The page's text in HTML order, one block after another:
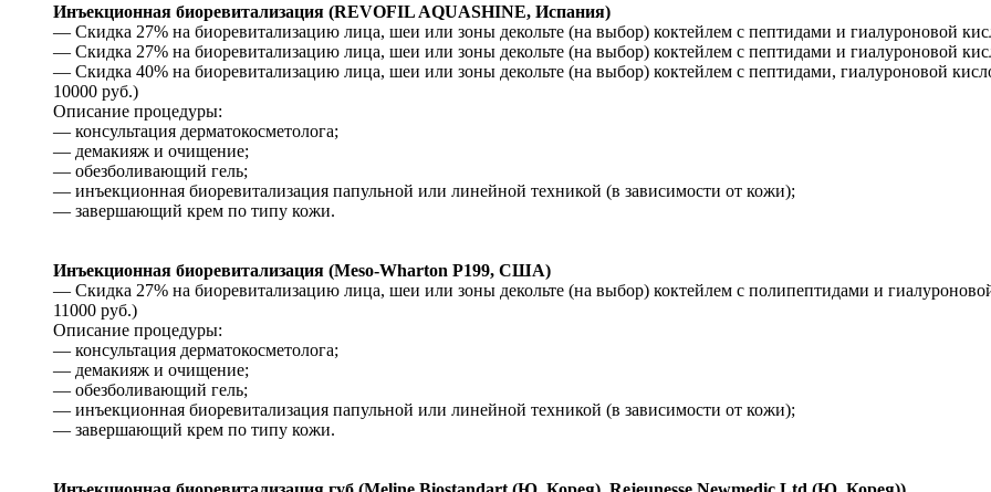
Инъекционная биоревитализация (REVOFIL AQUASHINE, Испания)
— Скидка 27% на биоревитализацию лица, шеи или зоны декольте (на выбор) коктейлем с пептидами и гиалуроновой
— Скидка 27% на биоревитализацию лица, шеи или зоны декольте (на выбор) коктейлем с пептидами и гиалуроновой
— Скидка 40% на биоревитализацию лица, шеи или зоны декольте (на выбор) коктейлем с пептидами, гиалуроновой
10000 руб.)
Описание процедуры:
— консультация дерматокосметолога;
— демакияж и очищение;
— обезболивающий гель;
— инъекционная биоревитализация папульной или линейной техникой (в зависимости от кожи);
— завершающий крем по типу кожи.
Инъекционная биоревитализация (Meso-Wharton P199, США)
— Скидка 27% на биоревитализацию лица, шеи или зоны декольте (на выбор) коктейлем с полипептидами и
11000 руб.)
Описание процедуры:
— консультация дерматокосметолога;
— демакияж и очищение;
— обезболивающий гель;
— инъекционная биоревитализация папульной или линейной техникой (в зависимости от кожи);
— завершающий крем по типу кожи.